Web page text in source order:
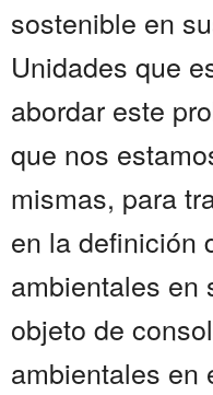
sostenible en
Unidades que
abordar este
que nos
mismas, para
en la definición
ambientales en
objeto de
ambientales en